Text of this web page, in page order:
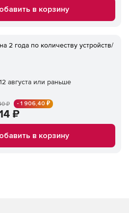
в корзину
2 года по количеству устройств/
августа или раньше
₽ - 1 906,40 ₽
₽
в корзину